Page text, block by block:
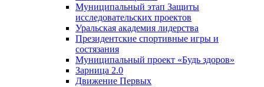
Муниципальный этап Защиты
исследовательских проектов
Уральская академия лидерства
Президентские спортивные игры и
состязания
Муниципальный проект «Будь здоров»
Зарница 2.0
Движение Первых